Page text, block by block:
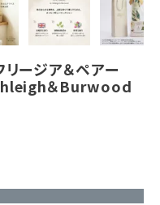
リージア＆ペアー
＆Burwood